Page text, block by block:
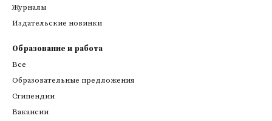
Журналы
Издательские новинки
Образование и работа
Все
Образовательные предложения
Стипендии
Вакансии